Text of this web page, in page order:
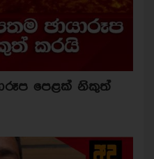
පෙළක් නිකුත්